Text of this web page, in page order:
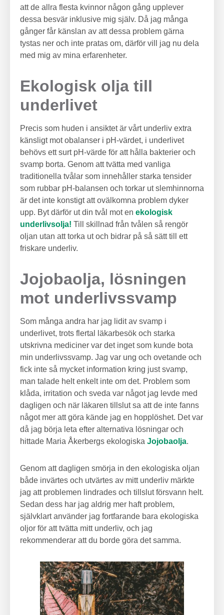
att de allra flesta kvinnor någon gång upplever
dessa besvär inklusive mig själv. Då jag många
gånger får känslan av att dessa problem gärna
tystas ner och inte pratas om, därför vill jag nu dela
med mig av mina erfarenheter.
Ekologisk olja till
underlivet
Precis som huden i ansiktet är vårt underliv extra
känsligt mot obalanser i pH-värdet, i underlivet
behövs ett surt pH-värde för att hålla bakterier och
svamp borta. Genom att tvätta med vanliga
traditionella tvålar som innehåller starka tensider
som rubbar pH-balansen och torkar ut slemhinnorna
är det inte konstigt att ovälkomna problem dyker
upp. Byt därför ut din tvål mot en ekologisk
underlivsolja! Till skillnad från tvålen så rengör
oljan utan att torka ut och bidrar på så sätt till ett
friskare underliv.
Jojobaolja, lösningen
mot underlivssvamp
Som många andra har jag lidit av svamp i
underlivet, trots flertal läkarbesök och starka
utskrivna mediciner var det inget som kunde bota
min underlivssvamp. Jag var ung och ovetande och
fick inte så mycket information kring just svamp,
man talade helt enkelt inte om det. Problem som
klåda, irritation och sveda var något jag levde med
dagligen och när läkaren tillslut sa att de inte fanns
något mer att göra kände jag en hopplöshet. Det var
då jag börja leta efter alternativa lösningar och
hittade Maria Åkerbergs ekologiska Jojobaolja.
Genom att dagligen smörja in den ekologiska oljan
både invärtes och utvärtes av mitt underliv märkte
jag att problemen lindrades och tillslut försvann helt.
Sedan dess har jag aldrig mer haft problem,
självklart använder jag fortfarande bara ekologiska
oljor för att tvätta mitt underliv, och jag
rekommenderar att du borde göra det samma.